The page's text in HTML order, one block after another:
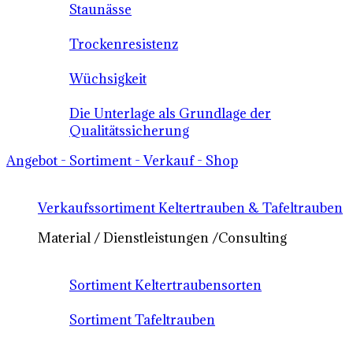
Staunässe
Trockenresistenz
Wüchsigkeit
Die Unterlage als Grundlage der
Qualitätssicherung
Angebot - Sortiment - Verkauf - Shop
Verkaufssortiment Keltertrauben & Tafeltrauben
Material / Dienstleistungen /Consulting
Sortiment Keltertraubensorten
Sortiment Tafeltrauben